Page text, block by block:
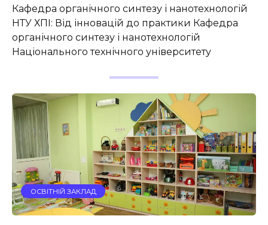
Кафедра органічного синтезу і нанотехнологій
НТУ ХПІ: Від інновацій до практики Кафедра
органічного синтезу і нанотехнологій
Національного технічного університету
ОСВІТНІЙ ЗАКЛАД